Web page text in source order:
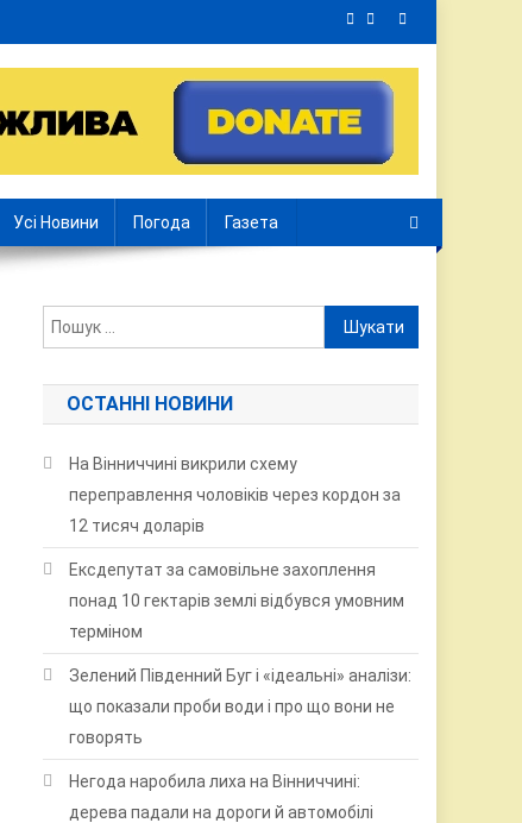
Усі Новини Погода Газета
Пошук:
ОСТАННІ НОВИНИ
На Вінниччині викрили схему
переправлення чоловіків через кордон за
12 тисяч доларів
Ексдепутат за самовільне захоплення
понад 10 гектарів землі відбувся умовним
терміном
Зелений Південний Буг і «ідеальні» аналізи:
що показали проби води і про що вони не
говорять
Негода наробила лиха на Вінниччині:
дерева падали на дороги й автомобілі